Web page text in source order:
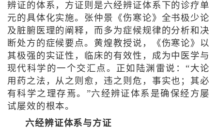
辨证的体系，方证则是六经辨证体系下的诊疗单
元的具体化实施。张仲景《伤寒论》全书极少论
及脏腑医理的阐释，而多为症候规律的分析和决
断处方的症候要点。黄煌教授说，《伤寒论》以
其极强的实证性，临床的有效性，成为中医学与
现代科学的一个交汇点。正如陆渊雷说：“大论
用药之法，从之则愈，违之则危，事实也；其必
有科学之理存焉。”六经辨证体系是确保经方屡
试屡效的根本。
六经辨证体系与方证